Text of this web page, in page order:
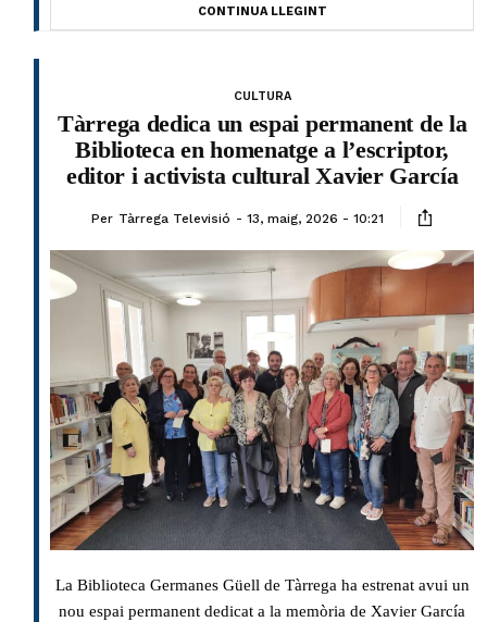
CONTINUA LLEGINT
CULTURA
Tàrrega dedica un espai permanent de la
Biblioteca en homenatge a l’escriptor,
editor i activista cultural Xavier García
Per Tàrrega Televisió 13, maig, 2026 - 10:21
La Biblioteca Germanes Güell de Tàrrega ha estrenat avui un
nou espai permanent dedicat a la memòria de Xavier García